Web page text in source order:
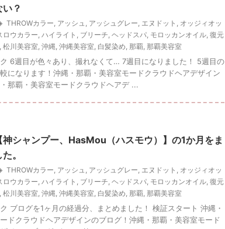
？
THROWカラー, アッシュ , アッシュグレー, エヌドット , オッジィオッ
ロウカラー, ハイライト , ブリーチ, ヘッドスパ, モロッカンオイル, 復元
, 松川美容室, 沖縄, 沖縄美容室, 白髪染め, 那覇, 那覇美容室
6週目が色々あり、撮れなくて… 7週目になりました！ 5週目の
になります！沖縄・那覇・美容室モードクラウドヘアデザイン
那覇・美容室モードクラウドヘアデ ...
神シャンプー、HasMou（ハスモウ）】の1か月をま
。
THROWカラー, アッシュ , アッシュグレー, エヌドット , オッジィオッ
ロウカラー, ハイライト , ブリーチ, ヘッドスパ, モロッカンオイル, 復元
, 松川美容室, 沖縄, 沖縄美容室, 白髪染め, 那覇, 那覇美容室
ブログを1ヶ月の経過分、まとめました！ 検証スタート 沖縄・
ドクラウドヘアデザインのブログ！沖縄・那覇・美容室モード